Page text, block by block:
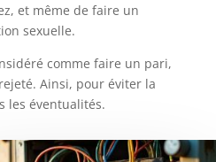
et même de faire un
sexuelle.
comme faire un pari,
Ainsi, pour éviter la
les éventualités.